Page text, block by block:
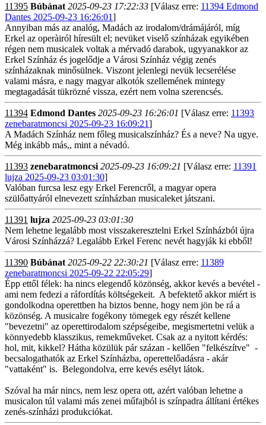
11395 Búbánat 2025-09-23 17:22:33 [Válasz erre: 11394 Edmond
Dantes 2025-09-23 16:26:01]
Annyiban más az analóg, Madách az irodalom/drámájáról, míg
Erkel az operàiról híresült el; nevüket viselő színházak egyikében
régen nem musicalek voltak a mérvadó darabok, ugyyanakkor az
Erkel Színház és jogelődje a Városi Színház végig zenés
színházaknak minősülnek. Viszont jelenlegi nevük lecserélése
valami másra, e nagy magyar alkotók szellemének mintegy
megtagadását tükrözné vissza, ezért nem volna szerencsés.
11394 Edmond Dantes 2025-09-23 16:26:01 [Válasz erre: 11393
zenebaratmoncsi 2025-09-23 16:09:21]
A Madách Színház nem főleg musicalszínház? És a neve? Na ugye.
Még inkább más,, mint a névadó.
11393 zenebaratmoncsi 2025-09-23 16:09:21 [Válasz erre: 11391
lujza 2025-09-23 03:01:30]
Valóban furcsa lesz egy Erkel Ferencről, a magyar opera
szülőattyáról elnevezett színházban musicaleket játszani.
11391 lujza 2025-09-23 03:01:30
Nem lehetne legalább most visszakeresztelni Erkel Színházból újra
Városi Színházzá? Legalább Erkel Ferenc nevét hagyják ki ebből!
11390 Búbánat 2025-09-22 22:30:21 [Válasz erre: 11389
zenebaratmoncsi 2025-09-22 22:05:29]
Épp ettől félek: ha nincs elegendő közönség, akkor kevés a bevétel -
ami nem fedezi a ráfordítás költségekeit. A befektető akkor miért is
gondolkodna operettben ha biztos benne, hogy nem jön be rá a
közönség. A musicalre fogékony tömegek egy részét kellene
"bevezetni" az operettirodalom szépségeibe, megismertetni velük a
könnyedebb klasszikus, remekműveket. Csak az a nyitott kérdés:
hol, mit, kikkel? Hátha közülük pár százan - kellően "felkészítve" -
becsalogathatók az Erkel Színházba, operettelőadásra - akár
"vattaként" is. Belegondolva, erre kevés esélyt látok.
Szóval ha már nincs, nem lesz opera ott, azért valóban lehetne a
musicalon túl valami más zenei műfajból is színpadra állítani értékes
zenés-színházi produkciókat.